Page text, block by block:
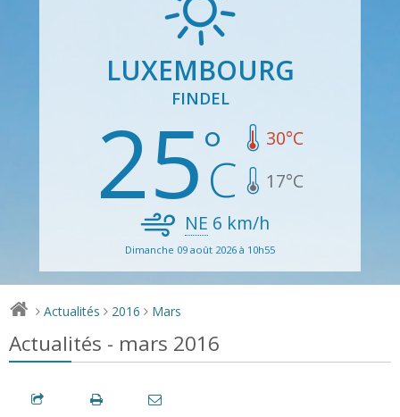
LUXEMBOURG
FINDEL
25 30°C
17°C
NE 6 km/h
Dimanche 09 août 2026 à 10h55
> Actualités > 2016 > Mars
Actualités - mars 2016